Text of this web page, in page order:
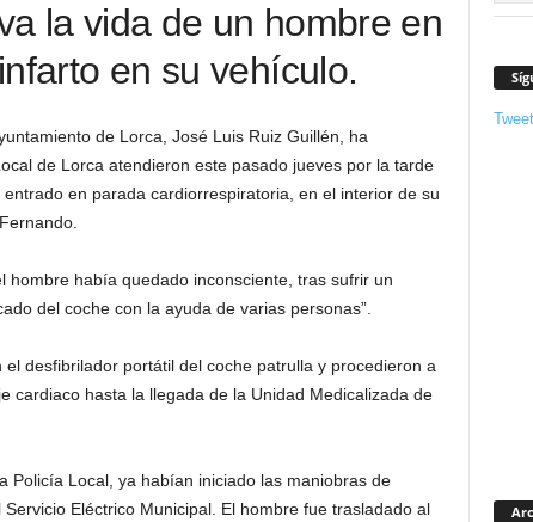
la vida de un hombre en
en su vehículo.
de Lorca, José Luis Ruiz Guillén, ha
de Lorca atendieron este pasado jueves por la tarde
en parada cardiorrespiratoria, en el interior de su
hombre había quedado inconsciente, tras sufrir un
del coche con la ayuda de varias personas”.
desfibrilador portátil del coche patrulla y procedieron a
cardiaco hasta la llegada de la Unidad Medicalizada de
Policía Local, ya habían iniciado las maniobras de
Eléctrico Municipal. El hombre fue trasladado al